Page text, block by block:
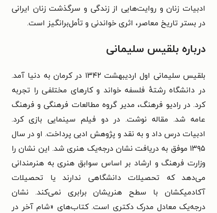
ادبیات زنان و روایت‌هایی از زندگی و سرگذشت زنان ایرانی
در بستر تاریخ معاصر، اثری خواندنی و تأمل‌برانگیز است.
درباره بلقیس سلیمانی
بلقیس سلیمانی اول اردیبهشت ۱۳۴۲ در کرمان به دنیا آمد.
در دانشگاه رشتهٔ فلسفه خواند و کارهای مختلفی را تجربه
کرد. در رادیو فرهنگ، مدیر گروه مطالعات فرهنگی و فرهنگ
عامه شد. مقاله نوشت. در دو فیلم سینمایی بازی کرد.
ادبیات درس داد و به نقد و پژوهش ادبی پرداخت. او در سال
۱۳۹۵ موفق به دریافت نشان درجه‌یک هنری شد. این نشان را
وزارت فرهنگ و ارشاد بر اساس سوابق هنری به هنرمندانی
می‌دهد که تحصیلات دانشگاهی ندارند یا تحصیلات
آکادمیکشان با سطح هنریشان برابری نمی‌کند. نشان
درجه‌یک معادل مدرک دکتری است. کتاب‌های «شام آخر در